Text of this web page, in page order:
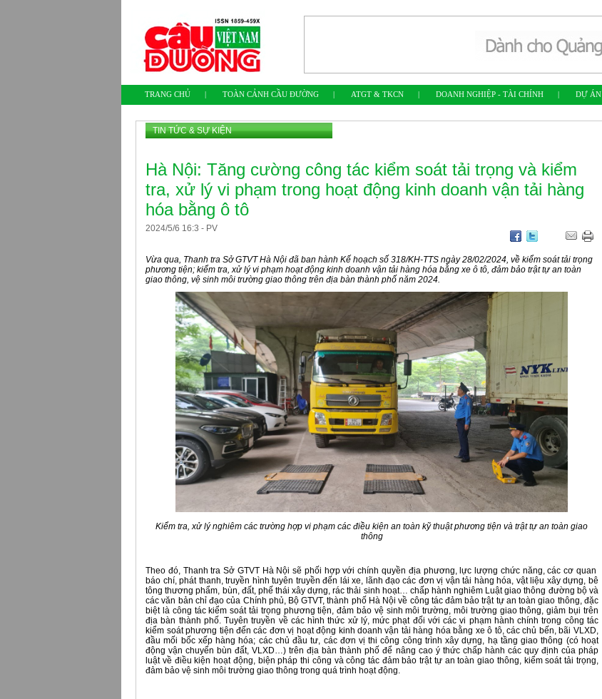
TRANG CHỦ | TOÀN CẢNH CẦU ĐƯỜNG | ATGT & TKCN | DOANH NGHIỆP - TÀI CHÍNH | DỰ ÁN
TIN TỨC & SỰ KIỆN
Hà Nội: Tăng cường công tác kiểm soát tải trọng và kiểm
tra, xử lý vi phạm trong hoạt động kinh doanh vận tải hàng
hóa bằng ô tô
2024/5/6 16:3 - PV
Vừa qua, Thanh tra Sở GTVT Hà Nội đã ban hành Kế hoạch số 318/KH-TTS ngày 28/02/2024, về kiểm soát tải trọng
phương tiện; kiểm tra, xử lý vi phạm hoạt động kinh doanh vận tải hàng hóa bằng xe ô tô, đảm bảo trật tự an toàn
giao thông, vệ sinh môi trường giao thông trên địa bàn thành phố năm 2024.
Kiểm tra, xử lý nghiêm các trường hợp vi phạm các điều kiện an toàn kỹ thuật phương tiện và trật tự an toàn giao
thông
Theo đó, Thanh tra Sở GTVT Hà Nội sẽ phối hợp với chính quyền địa phương, lực lượng chức năng, các cơ quan
báo chí, phát thanh, truyền hình tuyên truyền đến lái xe, lãnh đạo các đơn vị vận tải hàng hóa, vật liệu xây dựng, bê
tông thương phẩm, bùn, đất, phế thái xây dựng, rác thải sinh hoạt… chấp hành nghiêm Luật giao thông đường bộ và
các văn bản chỉ đạo của Chính phủ, Bộ GTVT, thành phố Hà Nội về công tác đảm bảo trật tự an toàn giao thông, đặc
biệt là công tác kiểm soát tải trọng phương tiện, đảm bảo vệ sinh môi trường, môi trường giao thông, giảm bụi trên
địa bàn thành phố. Tuyên truyền về các hình thức xử lý, mức phạt đối với các vi phạm hành chính trong công tác
kiểm soát phương tiện đến các đơn vị hoạt động kinh doanh vận tải hàng hóa bằng xe ô tô, các chủ bến, bãi VLXD,
đầu mối bốc xếp hàng hóa; các chủ đầu tư, các đơn vị thi công công trình xây dựng, hạ tầng giao thông (có hoạt
động vận chuyển bùn đất, VLXD…) trên địa bàn thành phố để nâng cao ý thức chấp hành các quy định của pháp
luật về điều kiện hoạt động, biện pháp thi công và công tác đảm bảo trật tự an toàn giao thông, kiểm soát tải trọng,
đảm bảo vệ sinh môi trường giao thông trong quá trình hoạt động.